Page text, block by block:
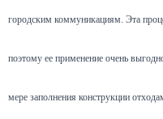
городским коммуникациям. Эта
поэтому ее применение очень
мере заполнения конструкции